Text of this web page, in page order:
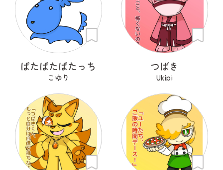
ぱたぱたぱたっち
こゆり
つばき
Ukipi